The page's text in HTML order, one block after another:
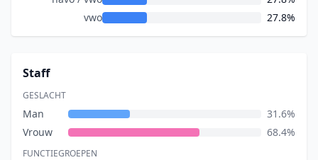
vwo
27.8%
Staff
GESLACHT
Man
31.6%
Vrouw
68.4%
FUNCTIEGROEPEN